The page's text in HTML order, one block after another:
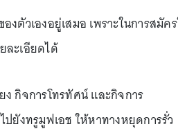
ตัวเองอยู่เสมอ เพราะในการสมัค
ละเอียดได้
กิจการโทรทัศน์ และกิจการ
ยังทรูมูฟเอช ให้หาทางหยุดการรั่ว